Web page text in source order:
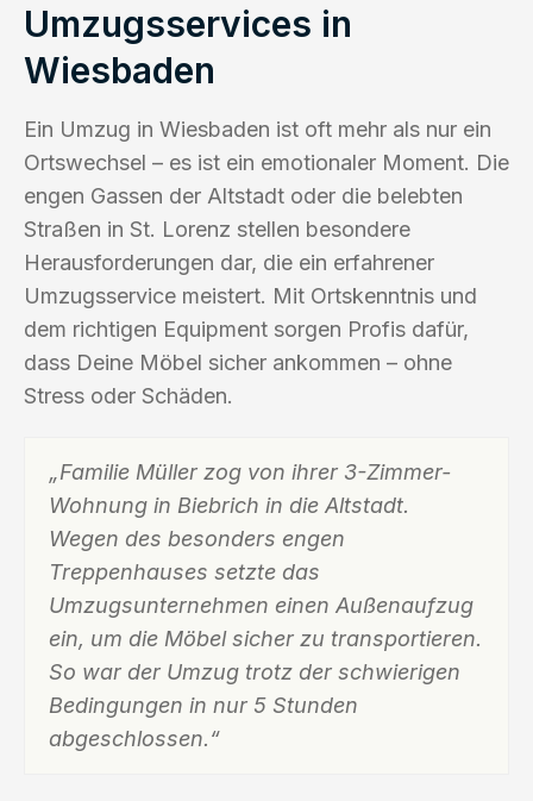
Umzugsservices in
Wiesbaden
Ein Umzug in Wiesbaden ist oft mehr als nur ein
Ortswechsel – es ist ein emotionaler Moment. Die
engen Gassen der Altstadt oder die belebten
Straßen in St. Lorenz stellen besondere
Herausforderungen dar, die ein erfahrener
Umzugsservice meistert. Mit Ortskenntnis und
dem richtigen Equipment sorgen Profis dafür,
dass Deine Möbel sicher ankommen – ohne
Stress oder Schäden.
„Familie Müller zog von ihrer 3-Zimmer-
Wohnung in Biebrich in die Altstadt.
Wegen des besonders engen
Treppenhauses setzte das
Umzugsunternehmen einen Außenaufzug
ein, um die Möbel sicher zu transportieren.
So war der Umzug trotz der schwierigen
Bedingungen in nur 5 Stunden
abgeschlossen.“